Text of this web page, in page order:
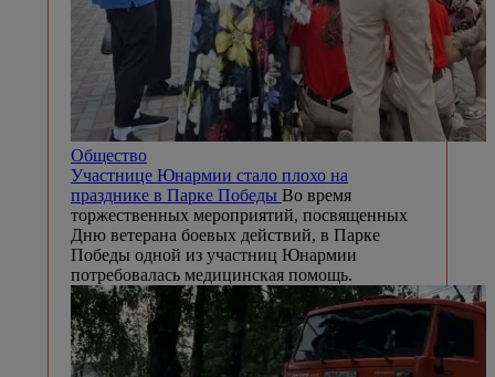
Общество
Участнице Юнармии стало плохо на
празднике в Парке Победы Во время
торжественных мероприятий, посвященных
Дню ветерана боевых действий, в Парке
Победы одной из участниц Юнармии
потребовалась медицинская помощь.